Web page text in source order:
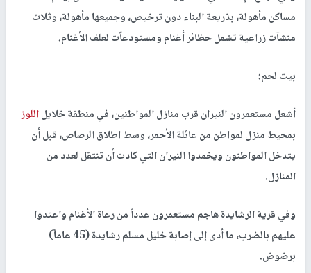
مساكن مأهولة، بذريعة البناء دون ترخيص، وجميعها مأهولة، وثلاث
منشآت زراعية تشمل حظائر أغنام ومستودعاًت لعلف الأغنام.
بيت لحم:
أشعل مستعمرون النيران قرب منازل المواطنين، في منطقة خلايلاللوز
بمحيط منزل لمواطن من عائلة الأحمر، وسط اطلاق الرصاص، قبل أن
يتدخل المواطنون ويخمدوا النيران التي كادت أن تنتقل لعدد من
المنازل.
وفي قرية الرشايدة هاجم مستعمرون عدداً من رعاة الأغنام واعتدوا
عليهم بالضرب، ما أدى إلى إصابة خليل مسلم رشايدة (45 عاماً)
برضوض.